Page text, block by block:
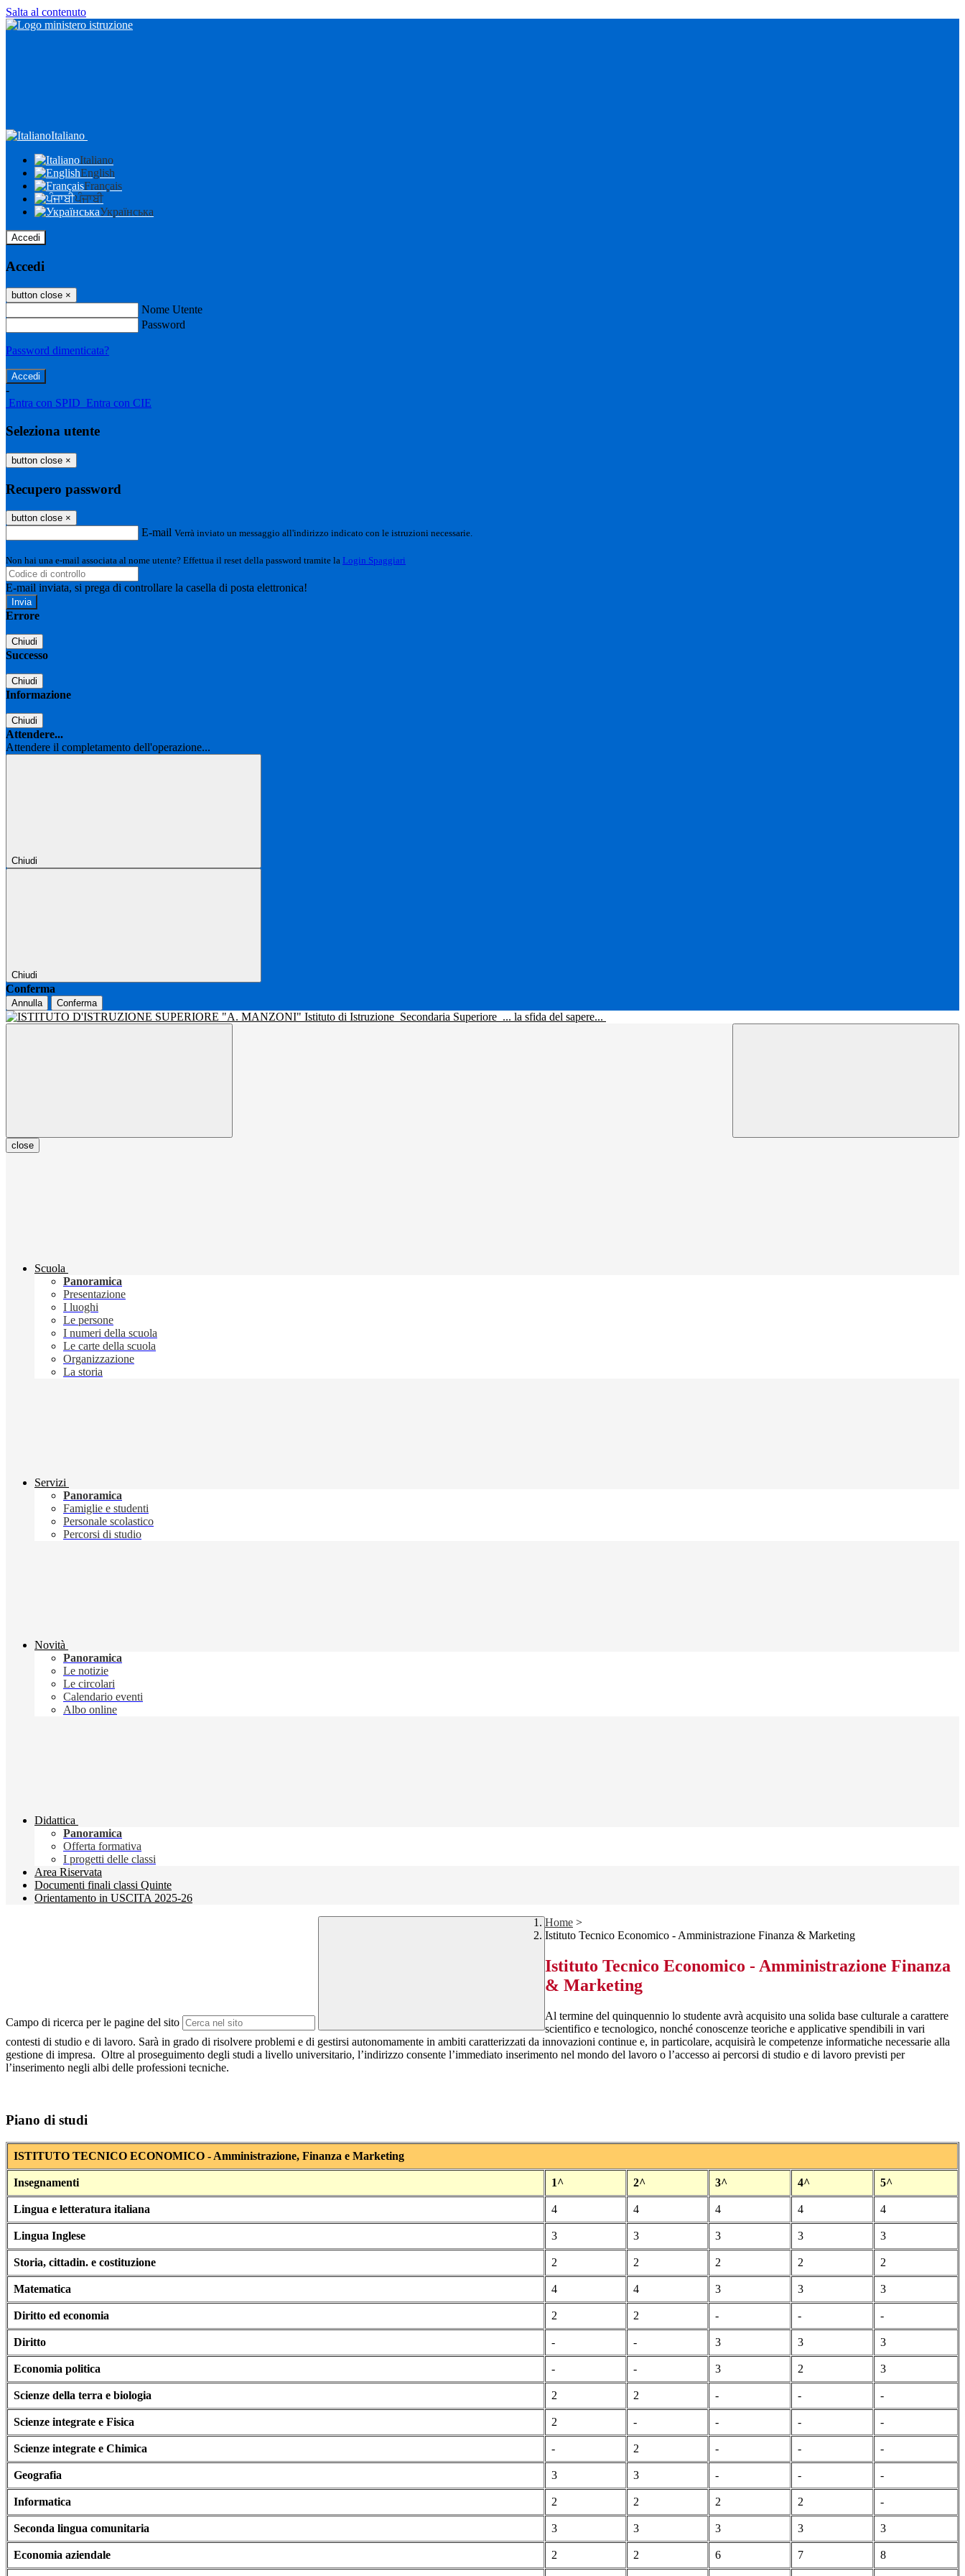
Salta al contenuto
Italiano
Italiano
English
Français
ਪੰਜਾਬੀ
Українська
Accedi
Accedi
button close ×
Nome Utente
Password
Password dimenticata?
-
Entra con SPID Entra con CIE
Seleziona utente
button close ×
Recupero password
button close ×
E-mail Verrà inviato un messaggio all'indirizzo indicato con le istruzioni necessarie.
Non hai una e-mail associata al nome utente? Effettua il reset della password tramite la Login Spaggiari
E-mail inviata, si prega di controllare la casella di posta elettronica!
Errore
Chiudi
Successo
Chiudi
Informazione
Chiudi
Attendere...
Attendere il completamento dell'operazione...
Chiudi
Chiudi
Conferma
Annulla Conferma
Istituto di Istruzione Secondaria Superiore ... la sfida del sapere...
close
Scuola
Panoramica
Presentazione
I luoghi
Le persone
I numeri della scuola
Le carte della scuola
Organizzazione
La storia
Servizi
Panoramica
Famiglie e studenti
Personale scolastico
Percorsi di studio
Novità
Panoramica
Le notizie
Le circolari
Calendario eventi
Albo online
Didattica
Panoramica
Offerta formativa
I progetti delle classi
Area Riservata
Documenti finali classi Quinte
Orientamento in USCITA 2025-26
Campo di ricerca per le pagine del sito
Home >
Istituto Tecnico Economico - Amministrazione Finanza & Marketing
Istituto Tecnico Economico - Amministrazione Finanza
& Marketing
Al termine del quinquennio lo studente avrà acquisito una solida base culturale a carattere
scientifico e tecnologico, nonché conoscenze teoriche e applicative spendibili in vari
contesti di studio e di lavoro. Sarà in grado di risolvere problemi e di gestirsi autonomamente in ambiti caratterizzati da innovazioni continue e, in particolare, acquisirà le competenze informatiche necessarie alla
gestione di impresa. Oltre al proseguimento degli studi a livello universitario, l’indirizzo consente l’immediato inserimento nel mondo del lavoro o l’accesso ai percorsi di studio e di lavoro previsti per
l’inserimento negli albi delle professioni tecniche.
Piano di studi
ISTITUTO TECNICO ECONOMICO - Amministrazione, Finanza e Marketing
Insegnamenti 1^ 2^ 3^ 4^ 5^
Lingua e letteratura italiana 4 4 4 4 4
Lingua Inglese 3 3 3 3 3
Storia, cittadin. e costituzione 2 2 2 2 2
Matematica 4 4 3 3 3
Diritto ed economia 2 2 - - -
Diritto - - 3 3 3
Economia politica - - 3 2 3
Scienze della terra e biologia 2 2 - - -
Scienze integrate e Fisica 2 - - - -
Scienze integrate e Chimica - 2 - - -
Geografia 3 3 - - -
Informatica 2 2 2 2 -
Seconda lingua comunitaria 3 3 3 3 3
Economia aziendale 2 2 6 7 8